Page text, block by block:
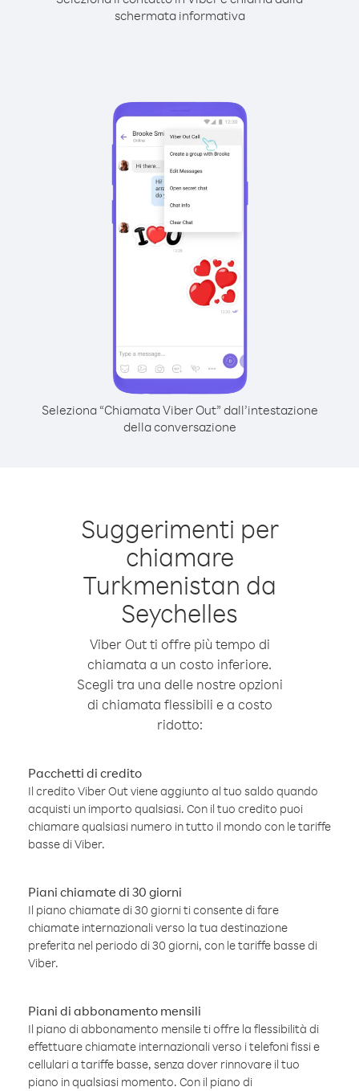
schermata informativa
Seleziona “Chiamata Viber Out” dall’intestazione
della conversazione
Suggerimenti per
chiamare
Turkmenistan da
Seychelles
Viber Out ti offre più tempo di
chiamata a un costo inferiore.
Scegli tra una delle nostre opzioni
di chiamata flessibili e a costo
ridotto:
Pacchetti di credito
Il credito Viber Out viene aggiunto al tuo saldo quando
acquisti un importo qualsiasi. Con il tuo credito puoi
chiamare qualsiasi numero in tutto il mondo con le tariffe
basse di Viber.
Piani chiamate di 30 giorni
Il piano chiamate di 30 giorni ti consente di fare
chiamate internazionali verso la tua destinazione
preferita nel periodo di 30 giorni, con le tariffe basse di
Viber.
Piani di abbonamento mensili
Il piano di abbonamento mensile ti offre la flessibilità di
effettuare chiamate internazionali verso i telefoni fissi e
cellulari a tariffe basse, senza dover rinnovare il tuo
piano in qualsiasi momento. Con il piano di